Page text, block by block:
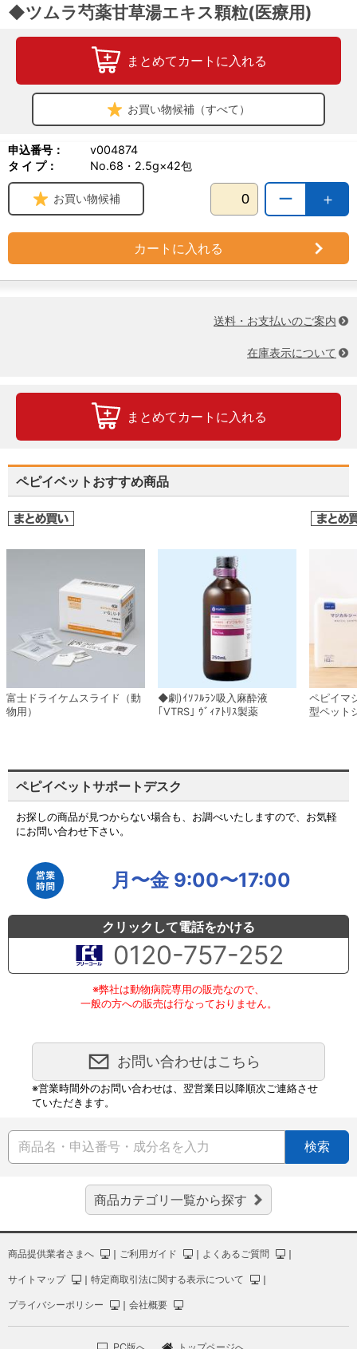
◆ツムラ芍薬甘草湯エキス顆粒(医療用)
まとめてカートに入れる
お買い物候補（すべて）
申込番号：
v004874
タ イ プ：
No.68・2.5g×42包
＋
ー
お買い物候補
カートに入れる
送料・お支払いのご案内
在庫表示について
まとめてカートに入れる
ペピイベットおすすめ商品
富士ドライケムスライド（動
物用）
◆劇)ｲｿﾌﾙﾗﾝ吸入麻酔液
｢VTRS｣ ｳﾞｨｱﾄﾘｽ製薬
ペピイマ
型ペット
ペピイベットサポートデスク
お探しの商品が見つからない場合も、お調べいたしますので、お気軽
にお問い合わせ下さい。
月〜金 9:00〜17:00
クリックして電話をかける
0120-757-252
※弊社は動物病院専用の販売なので、
一般の方への販売は行なっておりません。
お問い合わせはこちら
※営業時間外のお問い合わせは、翌営業日以降順次ご連絡させ
ていただきます。
検索
商品カテゴリ一覧から探す
商品提供業者さまへ ｜ ご利用ガイド ｜ よくあるご質問 ｜
サイトマップ ｜ 特定商取引法に関する表示について ｜
プライバシーポリシー ｜ 会社概要